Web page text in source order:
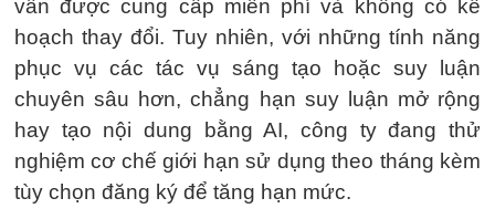
vẫn được cung cấp miễn phí và không có kế
hoạch thay đổi. Tuy nhiên, với những tính năng
phục vụ các tác vụ sáng tạo hoặc suy luận
chuyên sâu hơn, chẳng hạn suy luận mở rộng
hay tạo nội dung bằng AI, công ty đang thử
nghiệm cơ chế giới hạn sử dụng theo tháng kèm
tùy chọn đăng ký để tăng hạn mức.